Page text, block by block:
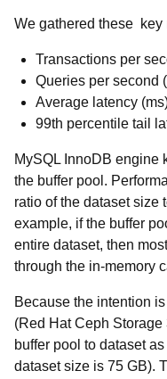
We gathered these key
Transactions per
Queries per second
Average latency
99th percentile tail
MySQL InnoDB engine
the buffer pool.
ratio of the dataset size
example, if the buffer
entire dataset, then
through the in-memory
Because the intention
(Red Hat Ceph
buffer pool to dataset
dataset size is 75 GB).